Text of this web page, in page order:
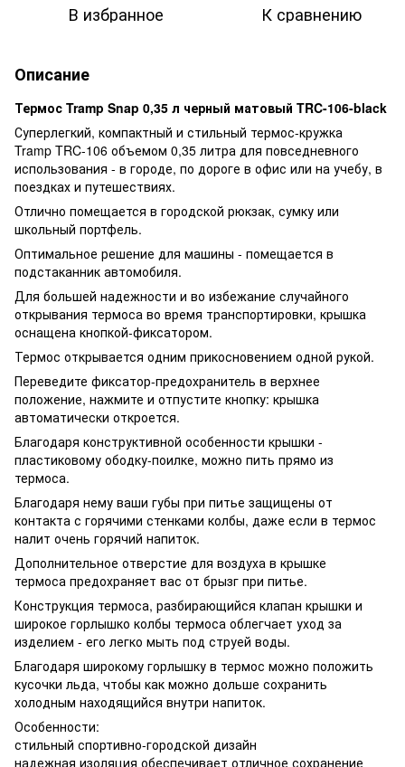
В избранное К сравнению
Описание
Термос Tramp Snap 0,35 л черный матовый TRC-106-black
Суперлегкий, компактный и стильный термос-кружка
Tramp TRC-106 объемом 0,35 литра для повседневного
использования - в городе, по дороге в офис или на учебу, в
поездках и путешествиях.
Отлично помещается в городской рюкзак, сумку или
школьный портфель.
Оптимальное решение для машины - помещается в
подстаканник автомобиля.
Для большей надежности и во избежание случайного
открывания термоса во время транспортировки, крышка
оснащена кнопкой-фиксатором.
Термос открывается одним прикосновением одной рукой.
Переведите фиксатор-предохранитель в верхнее
положение, нажмите и отпустите кнопку: крышка
автоматически откроется.
Благодаря конструктивной особенности крышки -
пластиковому ободку-поилке, можно пить прямо из
термоса.
Благодаря нему ваши губы при питье защищены от
контакта с горячими стенками колбы, даже если в термос
налит очень горячий напиток.
Дополнительное отверстие для воздуха в крышке
термоса предохраняет вас от брызг при питье.
Конструкция термоса, разбирающийся клапан крышки и
широкое горлышко колбы термоса облегчает уход за
изделием - его легко мыть под струей воды.
Благодаря широкому горлышку в термос можно положить
кусочки льда, чтобы как можно дольше сохранить
холодным находящийся внутри напиток.
Особенности:
стильный спортивно-городской дизайн
надежная изоляция обеспечивает отличное сохранение